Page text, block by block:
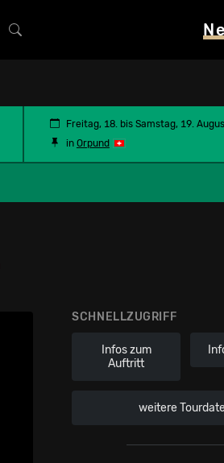
Freitag, 18. bis Samstag, 19.
in Orpund
SCHNELLZUGRIFF
Infos zum
Auftritt
weitere